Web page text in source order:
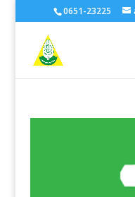
0651-23225